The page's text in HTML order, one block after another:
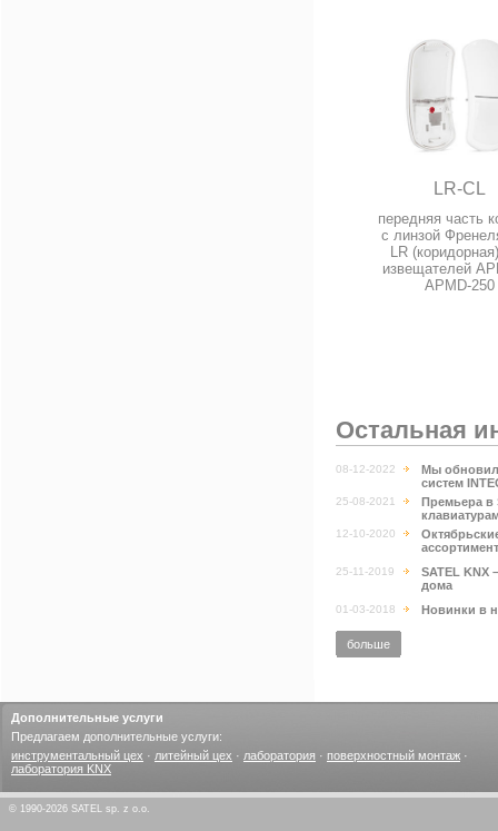
LR-CL
передняя часть
с линзой
LR
извещателей
APMD-250
Остальная
08-12-2022
Мы
систем
25-08-2021
Премьера в
12-10-2020
25-11-2019
SATEL KNX
дома
01-03-2018 Новинки в
больше
Дополнительные услуги
Предлагаем дополнительные услуги:
инструментальный цех · литейный цех · лаборатория · поверхностный монтаж ·
лаборатория KNX
© 1990-2026 SATEL sp. z o.o.